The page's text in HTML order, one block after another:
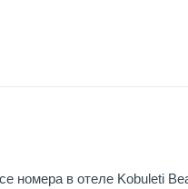
номера в отеле Kobuleti